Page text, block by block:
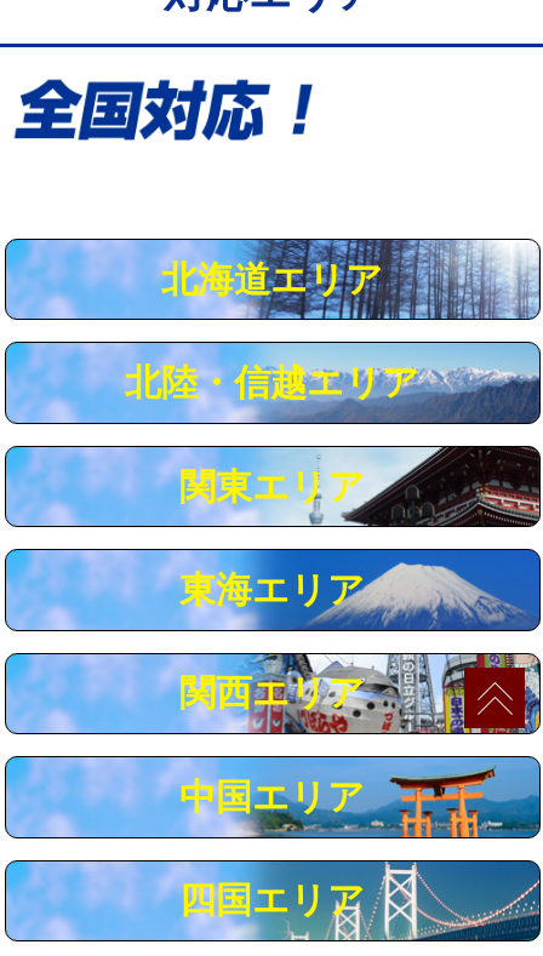
給水管工事※（保温材使用（バンド止
5,500円
給水管工事※（土の掘削・埋め戻し作
業)
用（追加）/3ｍ超え)
給水管工事※（ライニング鋼管・銅
44,000円
給水管工事※（ライニング鋼管・銅
管・ポリ管・HT管使用/3ｍ超え)
+8,800円
マス交換（土の掘削・埋め戻し作業） 11,000円~
マス交換（深さ50㎝未満） 55,000円
マス交換（深さ50㎝以上） 66,000円
コンクリート斫り（厚さ10㎝まで） 27,500円
コンクリート斫り（厚さ10㎝超え） 38,500円
モルタル補修（厚さ10㎝まで） 27,500円
追加人工 16,500円
※給水管工事は20mmまでの価格です。
北海道エリア
北陸・信越エリア
関東エリア
東海エリア
関西エリア
中国エリア
四国エリア